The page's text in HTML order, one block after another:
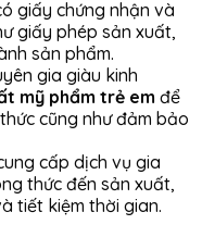
giấy chứng nhận và
giấy phép sản xuất,
sản phẩm.
gia giàu kinh
mỹ phẩm trẻ em để
cũng như đảm bảo
cấp dịch vụ gia
thức đến sản xuất,
tiết kiệm thời gian.